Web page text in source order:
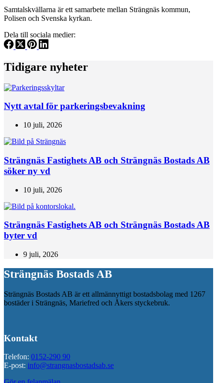
Samtalskvällarna är ett samarbete mellan Strängnäs kommun,
Polisen och Svenska kyrkan.
Dela till sociala medier:
Tidigare nyheter
Nytt avtal för parkeringsbevakning
10 juli, 2026
Strängnäs Fastighets AB och Strängnäs Bostads AB
söker ny vd
10 juli, 2026
Strängnäs Fastighets AB och Strängnäs Bostads AB
byter vd
9 juli, 2026
Strängnäs Bostads AB
Strängnäs Bostads AB är ett allmännyttigt bostadsbolag med 1267
bostäder i Strängnäs, Mariefred och Åkers styckebruk.
Kontakt
Telefon: 0152-290 90
E-post: info@strangnasbostadsab.se